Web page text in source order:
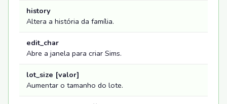
history
Altera a história da família.
edit_char
Abre a janela para criar Sims.
lot_size [valor]
Aumentar o tamanho do lote.